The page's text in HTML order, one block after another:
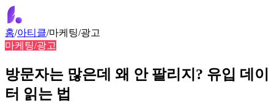
홈/아티클/마케팅/광고
마케팅/광고
방문자는 많은데 왜 안 팔리지? 유입 데이
터 읽는 법